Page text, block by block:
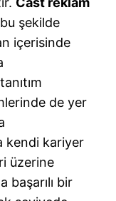
şekilde
içerisinde
de yer
kendi kariyer
üzerine
başarılı bir